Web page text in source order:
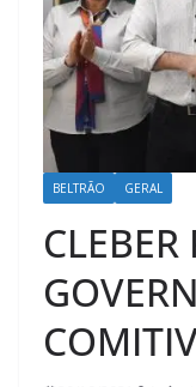
BELTRÃO GERAL
CLEBER